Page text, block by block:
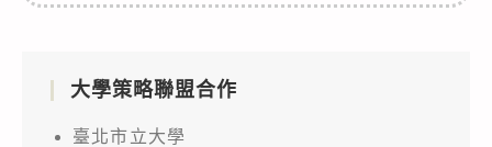
大學策略聯盟合作
臺北市立大學